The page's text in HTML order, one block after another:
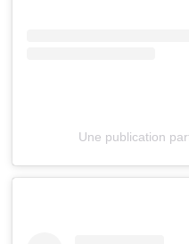
Une publication